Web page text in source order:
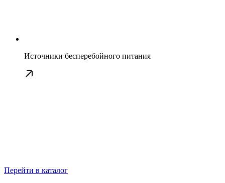
Источники бесперебойного питания
Перейти в каталог